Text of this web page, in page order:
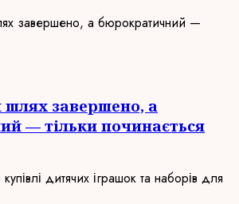
завершено, а
— тільки починається